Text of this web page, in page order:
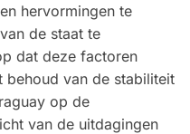
hervormingen te
de staat te
dat deze factoren
van de stabiliteit
op de
van de uitdagingen